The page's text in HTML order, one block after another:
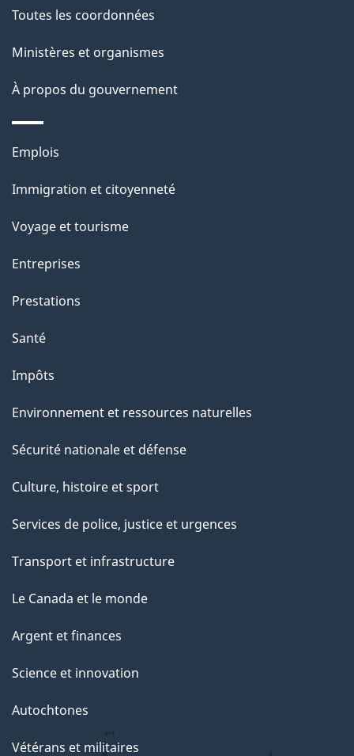
a
g
e
Toutes les coordonnées
Ministères et organismes
À propos du gouvernement
Thèmes
sujets
Emplois
Immigration et citoyenneté
Voyage et tourisme
Entreprises
Prestations
Santé
Impôts
Environnement et ressources naturelles
Sécurité nationale et défense
Culture, histoire et sport
Services de police, justice et urgences
Transport et infrastructure
Le Canada et le monde
Argent et finances
Science et innovation
Autochtones
Vétérans et militaires